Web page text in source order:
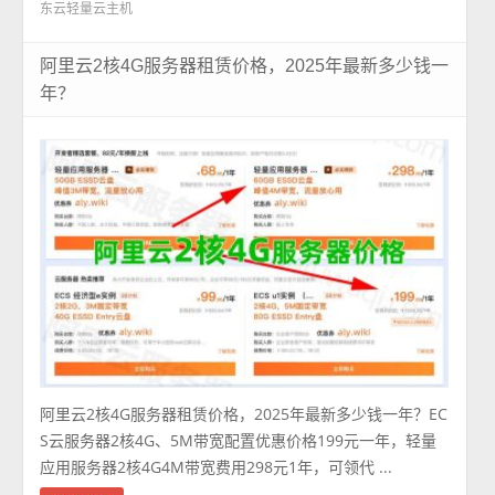
东云轻量云主机
阿里云2核4G服务器租赁价格，2025年最新多少钱一
年？
阿里云2核4G服务器租赁价格，2025年最新多少钱一年？EC
S云服务器2核4G、5M带宽配置优惠价格199元一年，轻量
应用服务器2核4G4M带宽费用298元1年，可领代 ...